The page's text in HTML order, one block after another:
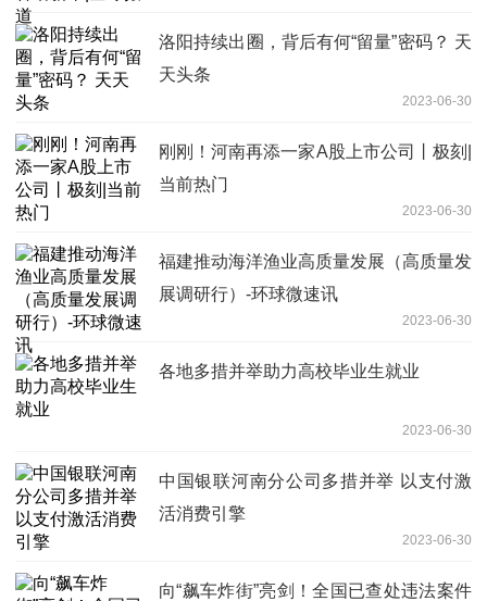
洛阳持续出圈，背后有何“留量”密码？ 天
天头条
2023-06-30
刚刚！河南再添一家A股上市公司丨极刻|
当前热门
2023-06-30
福建推动海洋渔业高质量发展（高质量发
展调研行）-环球微速讯
2023-06-30
各地多措并举助力高校毕业生就业
2023-06-30
中国银联河南分公司多措并举 以支付激
活消费引擎
2023-06-30
向“飙车炸街”亮剑！全国已查处违法案件